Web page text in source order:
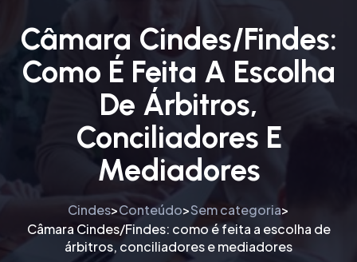
Câmara Cindes/Findes:
Como É Feita A Escolha
De Árbitros,
Conciliadores E
Mediadores
Cindes>Conteúdo>Sem categoria>
Câmara Cindes/Findes: como é feita a escolha de
árbitros, conciliadores e mediadores